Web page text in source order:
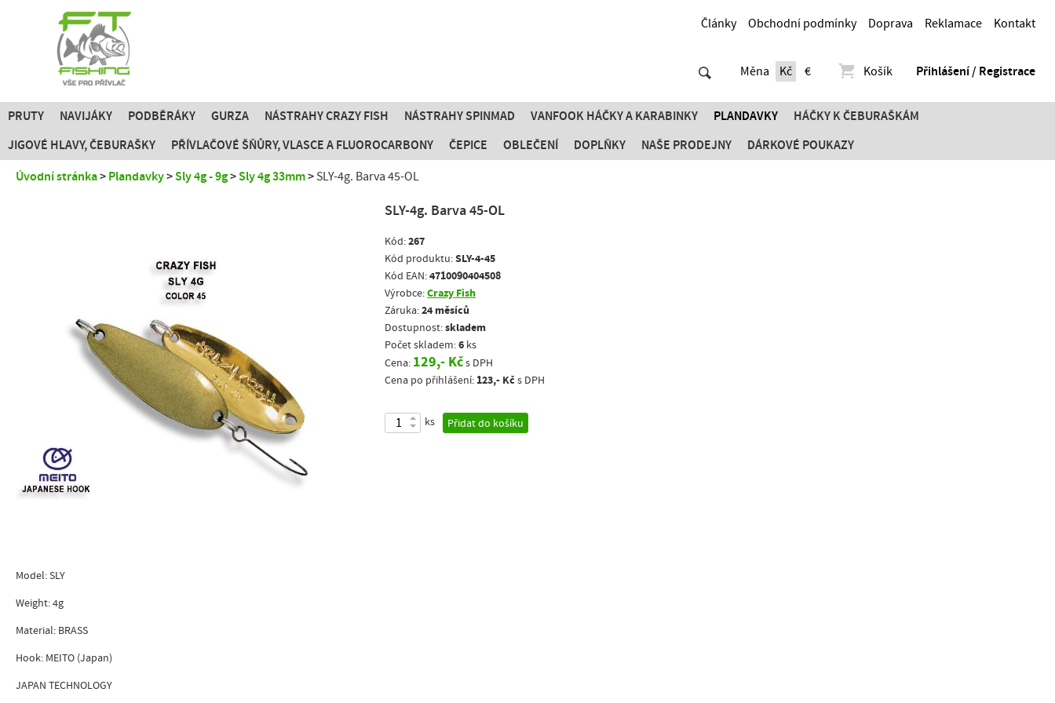
Články Obchodní podmínky Doprava Reklamace Kontakt
Měna Kč € Košík Přihlášení / Registrace
PRUTY NAVIJÁKY PODBĚRÁKY GURZA NÁSTRAHY CRAZY FISH NÁSTRAHY SPINMAD VANFOOK HÁČKY A KARABINKY PLANDAVKY HÁČKY K ČEBURAŠKÁM
JIGOVÉ HLAVY, ČEBURAŠKY PŘÍVLAČOVÉ ŠŇŮRY, VLASCE A FLUOROCARBONY ČEPICE OBLEČENÍ DOPLŇKY NAŠE PRODEJNY DÁRKOVÉ POUKAZY
Úvodní stránka Plandavky Sly 4g - 9g Sly 4g 33mm SLY-4g. Barva 45-OL
SLY-4g. Barva 45-OL
Kód:267
Kód produktu:SLY-4-45
Kód EAN:4710090404508
Výrobce:Crazy Fish
Záruka:24 měsíců
Dostupnost:skladem
Počet skladem:6 ks
Cena: 129,- Kčs DPH
Cena po přihlášení: 123,- Kč s DPH
ks Přidat do košíku
Model: SLY
Weight: 4g
Material: BRASS
Hook: MEITO (Japan)
JAPAN TECHNOLOGY